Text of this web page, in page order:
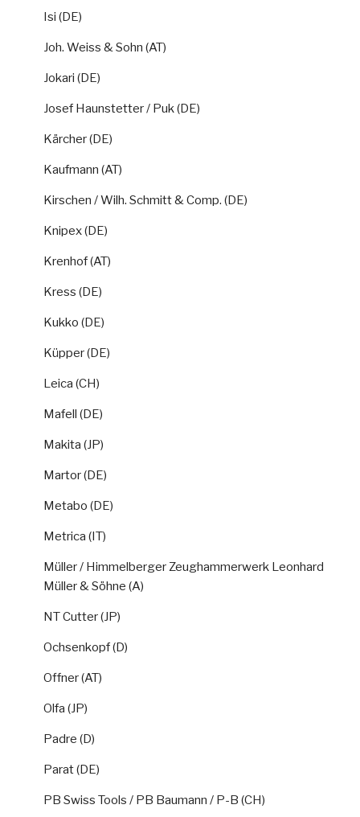
Isi (DE)
Joh. Weiss & Sohn (AT)
Jokari (DE)
Josef Haunstetter / Puk (DE)
Kärcher (DE)
Kaufmann (AT)
Kirschen / Wilh. Schmitt & Comp. (DE)
Knipex (DE)
Krenhof (AT)
Kress (DE)
Kukko (DE)
Küpper (DE)
Leica (CH)
Mafell (DE)
Makita (JP)
Martor (DE)
Metabo (DE)
Metrica (IT)
Müller / Himmelberger Zeughammerwerk Leonhard
Müller & Söhne (A)
NT Cutter (JP)
Ochsenkopf (D)
Offner (AT)
Olfa (JP)
Padre (D)
Parat (DE)
PB Swiss Tools / PB Baumann / P-B (CH)